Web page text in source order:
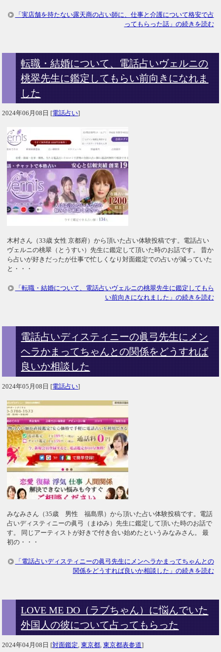
「実店舗を持たない露天商の占い師に、仕事と介護について格安で占
ってもらった話」の続きを読む
転職・結婚について、電話占いヴェルニの
桃翠先生に鑑定してもらい前向きになれま
した
2024年06月08日 [電話占い]
木村さん（33歳 女性 京都府）から頂いた占い体験投稿です。電話占い
ヴェルニの桃翠（とうすい）先生に鑑定して頂いた時のお話です。 昔か
ら占いが好きだったが仕事で忙しくなり対面鑑定での占いが減っていた
と・・・
「転職・結婚について、電話占いヴェルニの桃翠先生に鑑定してもら
い前向きになれました」の続きを読む
電話占いディスティニーの眞弓先生にメン
ヘラかまってちゃんとの関係をどうすれば
良いか相談した
2024年05月08日 [電話占い]
みなみさん（35歳 男性 福島県）から頂いた占い体験投稿です。電話
占いディスティニーの眞弓（まゆみ）先生に鑑定して頂いた時のお話で
す。 同じアーティストが好きで付き合い始めたというみなみさん。 最
初の・・・
「電話占いディスティニーの眞弓先生にメンヘラかまってちゃんとの
関係をどうすれば良いか相談した」の続きを読む
LOVE ME DO（ラブちゃん）に悩んでいた
外国人の彼について占ってもらった
2024年04月08日 [対面鑑定 ,東京都 ,東京都表参道]